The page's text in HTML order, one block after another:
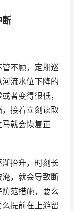
断
不顾，定期巡
流水位下降的
者变得很低，
接着立刻读取
就会恢复正
抬升，时刻长
，就会导致断
范措施，要么
提前在上游留